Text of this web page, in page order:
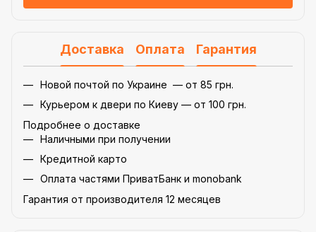
Доставка Оплата Гарантия
Новой почтой по Украине — от 85 грн.
Курьером к двери по Киеву — от 100 грн.
Подробнее о доставке
Наличными при получении
Кредитной карто
Оплата частями ПриватБанк и monobank
Гарантия от производителя 12 месяцев